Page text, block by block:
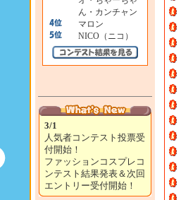
ん・カンチャン
マロン
NICO（ニコ）
3/1
人気者コンテスト投票受
付開始！
ファッションコスプレコ
ンテスト結果発表＆次回
エントリー受付開始！